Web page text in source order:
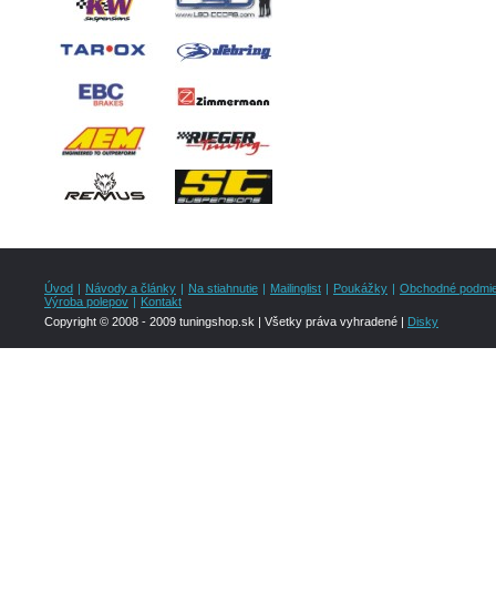
Úvod | Návody a články | Na stiahnutie | Mailinglist | Poukážky | Obchodné
Výroba polepov | Kontakt
Copyright © 2008 - 2009 tuningshop.sk | Všetky práva vyhradené | Disky